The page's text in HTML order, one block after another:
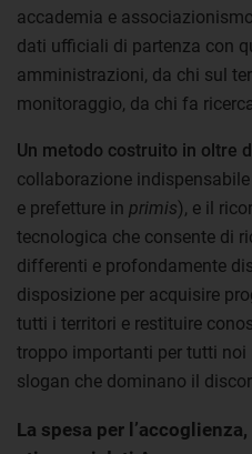
accademia e
dati ufficiali di partenza con
amministrazioni, da chi sul
monitoraggio, da chi fa
Un metodo costruito in oltre
collaborazione
e prefetture in primis), e il
tecnologica che consente di
differenti e profondamente
disposizione per acquisire
tutti i territori e restituire
troppo importanti per tutti noi
slogan che dominano il
La spesa per